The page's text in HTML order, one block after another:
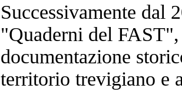
Successivamente dal
"Quaderni del FAST",
documentazione
territorio trevigiano e